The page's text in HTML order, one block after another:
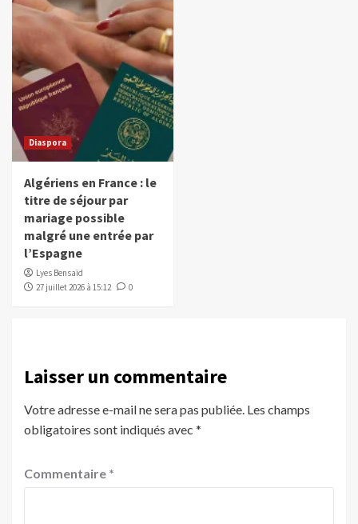
Diaspora
Algériens en France : le
titre de séjour par
mariage possible
malgré une entrée par
l’Espagne
Lyes Bensaïd
27 juillet 2026 à 15:12
0
Laisser un commentaire
Votre adresse e-mail ne sera pas publiée. Les champs
obligatoires sont indiqués avec *
Commentaire *